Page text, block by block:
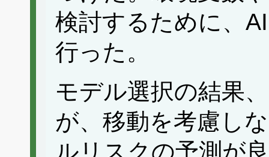
検討するために、
行った。
モデル選択の結果
が、移動を考慮し
ルリスクの予測が